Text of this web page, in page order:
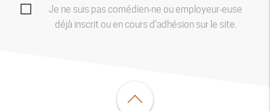
Je ne suis pas comédien‧ne ou employeur‧euse
déjà inscrit ou en cours d'adhésion sur le site.